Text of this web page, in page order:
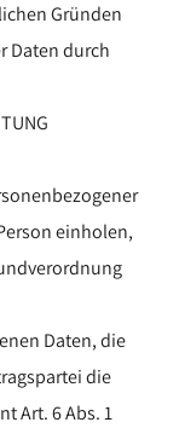
Gründen
Daten durch
einholen,
Daten, die
die
Art. 6 Abs. 1